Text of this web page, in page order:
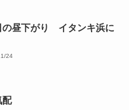
の昼下がり イタンキ浜に
24
配